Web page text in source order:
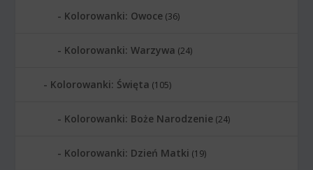
Kolorowanki: Owoce (36)
Kolorowanki: Warzywa (24)
Kolorowanki: Święta (105)
Kolorowanki: Boże Narodzenie (24)
Kolorowanki: Dzień Matki (19)